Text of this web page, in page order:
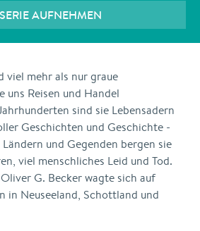
SERIE AUFNEHMEN
viel mehr als nur graue
Reisen und Handel
sind sie Lebensadern
Geschichten und Geschichte -
und Gegenden bergen sie
viel menschliches Leid und Tod.
G. Becker wagte sich auf
in Neuseeland, Schottland und